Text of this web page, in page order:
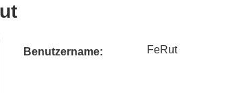
Benutzername: FeRut